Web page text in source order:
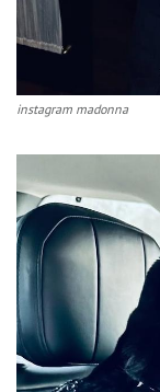
instagram madonna